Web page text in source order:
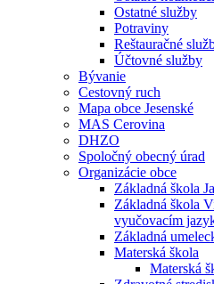
Ostatné služby
Potraviny
Reštauračné
Účtovné služby
Bývanie
Cestovný ruch
Mapa obce Jesenské
MAS Cerovina
DHZO
Spoločný obecný úrad
Organizácie obce
Základná škola
Základná škola
vyučovacím
Základná
Materská škola
Materská